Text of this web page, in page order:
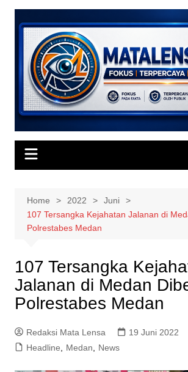
Skip
content
Home 2022
Juni
107 Tersangka Kejahatan Jalanan di
Polrestabes Medan
107 Tersangka
Jalanan di Medan
Polrestabes Medan
Redaksi Mata Lensa 19 Juni 2022
Headline
Medan News